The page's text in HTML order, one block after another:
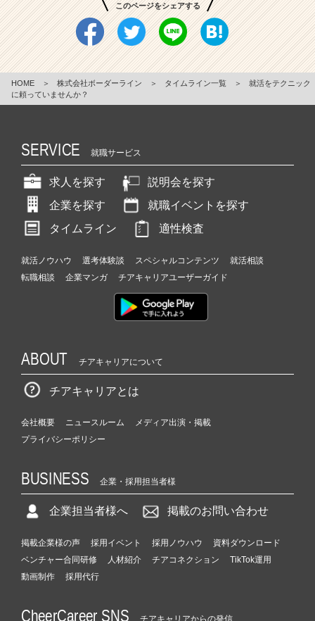
このページをシェアする
HOME ＞ 株式会社ボーダーライン ＞ タイムライン一覧 ＞
就活をテクニック
に頼っていませんか？
SERVICE 就職サービス
求人を探す
説明会を探す
企業を探す
就職イベントを探す
タイムライン
適性検査
就活ノウハウ 選考体験談 スペシャルコンテンツ
就活相談
転職相談
企業マンガ チアキャリアユーザーガイド
ABOUT チアキャリアについて
チアキャリアとは
会社概要 ニュースルーム
メディア出演・掲載
プライバシーポリシー
BUSINESS 企業・採用担当者様
企業担当者様へ 掲載のお問い合わせ
掲載企業様の声 採用イベント 採用ノウハウ
資料ダウンロード
ベンチャー合同研修
人材紹介 チアコネクション
TikTok運用
動画制作
採用代行
CheerCareer SNS チアキャリアからの発信